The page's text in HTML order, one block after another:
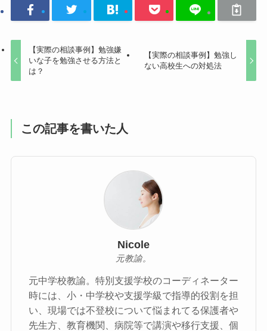
【実際の相談事例】勉強嫌
いな子を勉強させる方法と
は？
【実際の相談事例】勉強し
ない高校生への対処法
この記事を書いた人
Nicole
元教諭。
元中学校教諭。特別支援学校のコーディネーター
時には、小・中学校や支援学級で指導的役割を担
い、現場では不登校について悩まれてる保護者や
先生方、教育機関、病院等で講演や移行支援、個